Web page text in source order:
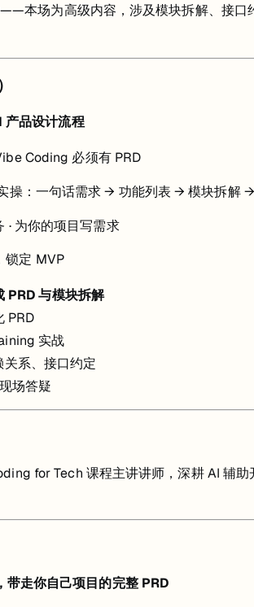
本场为高级内容，涉及模块拆解、接口
产品设计流程
Coding 必须有 PRD
操：一句话需求 → 功能列表 → 模块拆解
为你的项目写需求
锁定 MVP
PRD 与模块拆解
PRD
实战
关系、接口约定
场答疑
for Tech 课程主讲讲师，深耕 AI 辅
走你自己项目的完整 PRD